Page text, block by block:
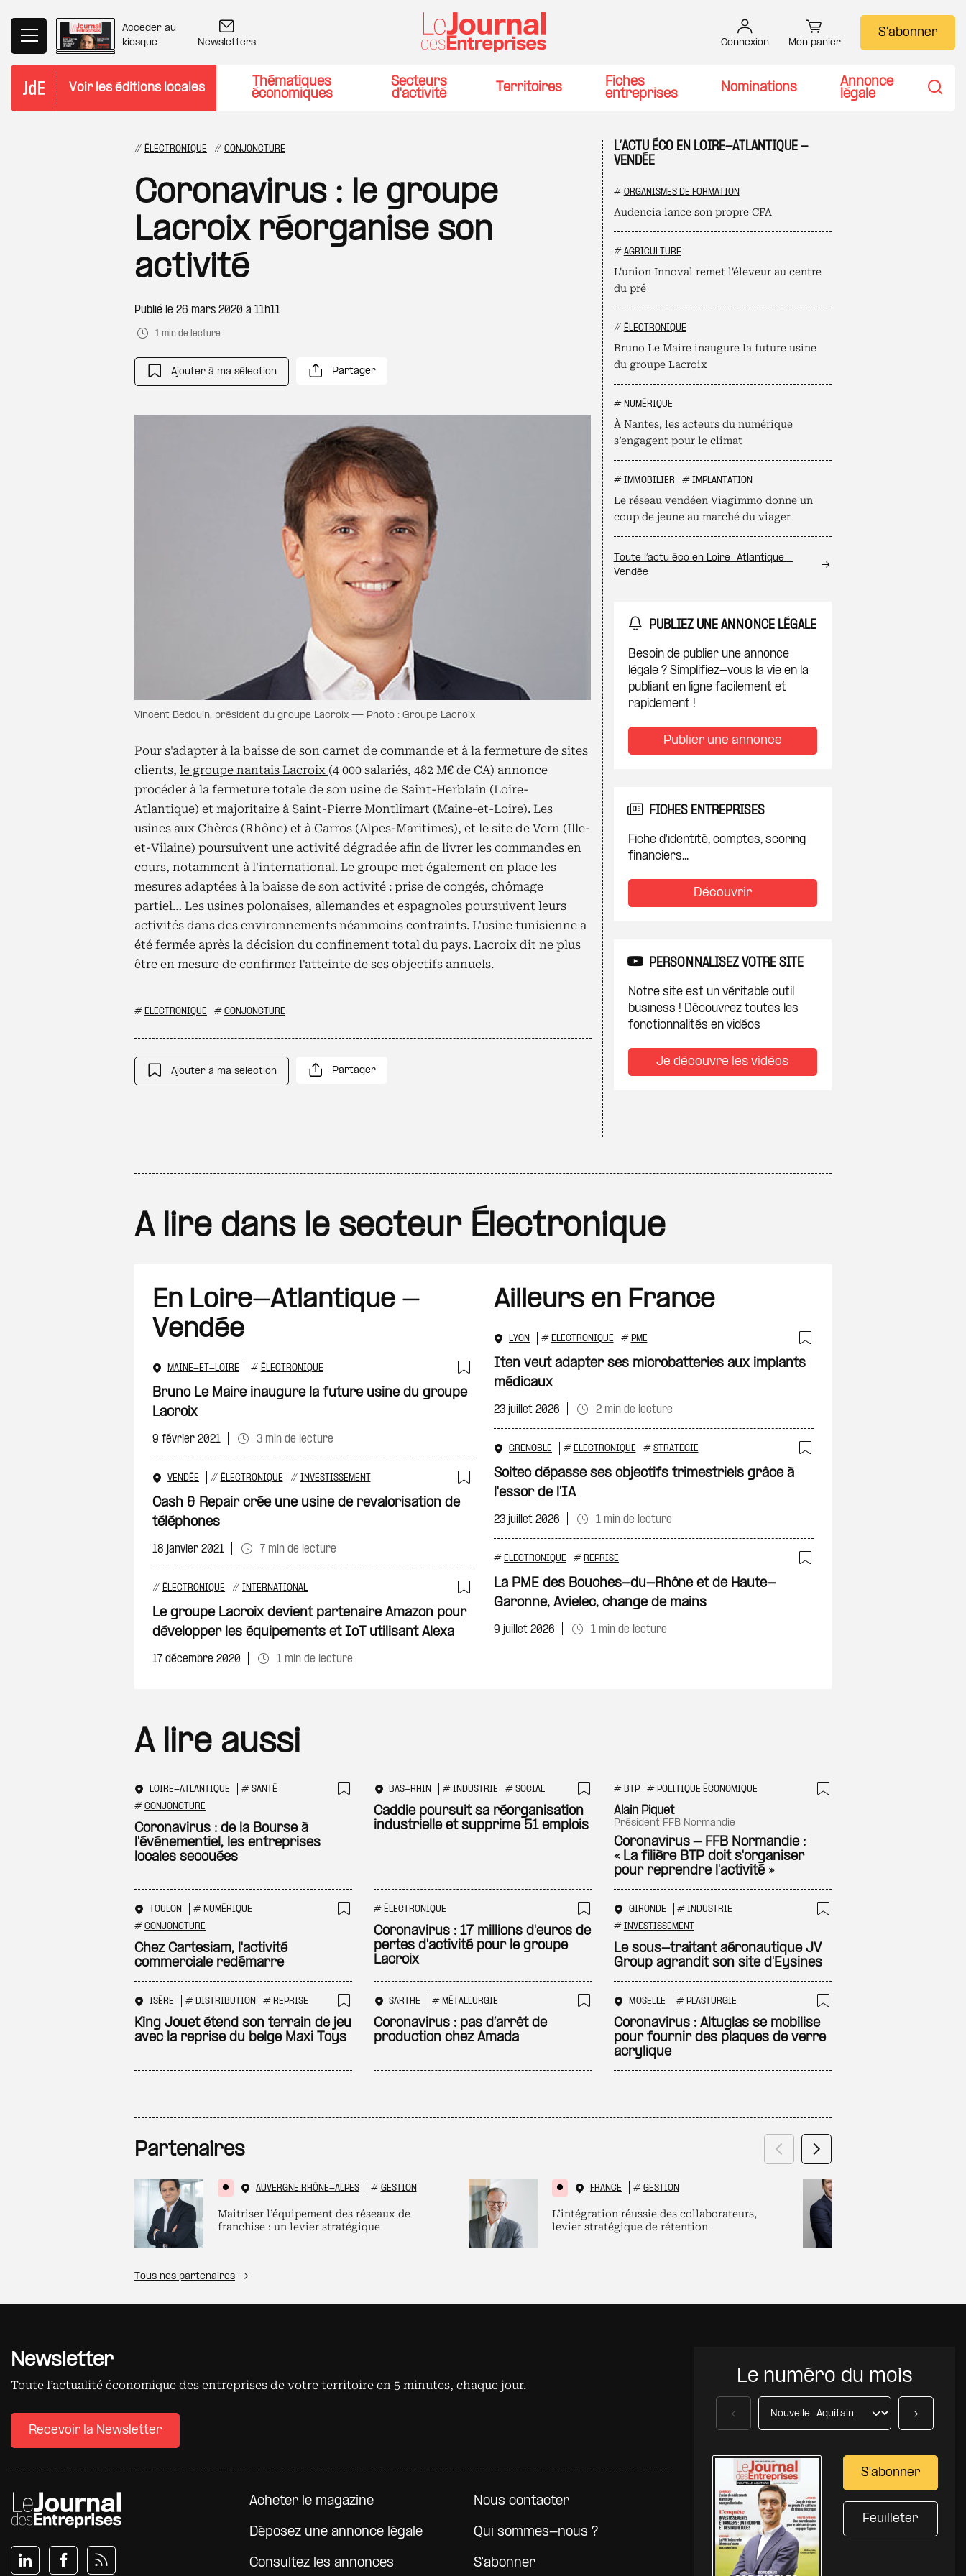
Accéder au
kiosque
Newsletters Connexion Mon panier
S'abonner
Voir les éditions locales
Thématiques
économiques
Secteurs
d'activité
Territoires
Fiches
entreprises
Nominations
Annonce
légale
# ÉLECTRONIQUE # CONJONCTURE
Coronavirus : le groupe
Lacroix réorganise son
activité
Publié le 26 mars 2020 à 11h11
1 min de lecture
Ajouter à ma sélection Partager
Vincent Bedouin, président du groupe Lacroix — Photo : Groupe Lacroix
Pour s'adapter à la baisse de son carnet de commande et à la fermeture de sites
clients, le groupe nantais Lacroix (4 000 salariés, 482 M€ de CA) annonce
procéder à la fermeture totale de son usine de Saint-Herblain (Loire-
Atlantique) et majoritaire à Saint-Pierre Montlimart (Maine-et-Loire). Les
usines aux Chères (Rhône) et à Carros (Alpes-Maritimes), et le site de Vern (Ille-
et-Vilaine) poursuivent une activité dégradée afin de livrer les commandes en
cours, notamment à l'international. Le groupe met également en place les
mesures adaptées à la baisse de son activité : prise de congés, chômage
partiel… Les usines polonaises, allemandes et espagnoles poursuivent leurs
activités dans des environnements néanmoins contraints. L'usine tunisienne a
été fermée après la décision du confinement total du pays. Lacroix dit ne plus
être en mesure de confirmer l'atteinte de ses objectifs annuels.
# ÉLECTRONIQUE # CONJONCTURE
Ajouter à ma sélection Partager
L’ACTU ÉCO EN LOIRE-ATLANTIQUE -
VENDÉE
# ORGANISMES DE FORMATION
Audencia lance son propre CFA
# AGRICULTURE
L'union Innoval remet l'éleveur au centre
du pré
# ÉLECTRONIQUE
Bruno Le Maire inaugure la future usine
du groupe Lacroix
# NUMÉRIQUE
À Nantes, les acteurs du numérique
s’engagent pour le climat
# IMMOBILIER # IMPLANTATION
Le réseau vendéen Viagimmo donne un
coup de jeune au marché du viager
Toute l’actu éco en Loire-Atlantique -
Vendée
PUBLIEZ UNE ANNONCE LÉGALE
Besoin de publier une annonce
légale ? Simplifiez-vous la vie en la
publiant en ligne facilement et
rapidement !
Publier une annonce
FICHES ENTREPRISES
Fiche d'identité, comptes, scoring
financiers...
Découvrir
PERSONNALISEZ VOTRE SITE
Notre site est un véritable outil
business ! Découvrez toutes les
fonctionnalités en vidéos
Je découvre les vidéos
A lire dans le secteur Électronique
En Loire-Atlantique -
Vendée
MAINE-ET-LOIRE # ÉLECTRONIQUE
Ajouter à ma sélection
Bruno Le Maire inaugure la future usine du groupe
Lacroix
9 février 2021 3 min de lecture
VENDÉE # ÉLECTRONIQUE # INVESTISSEMENT
Ajouter à ma sélection
Cash & Repair crée une usine de revalorisation de
téléphones
18 janvier 2021 7 min de lecture
# ÉLECTRONIQUE # INTERNATIONAL
Ajouter à ma sélection
Le groupe Lacroix devient partenaire Amazon pour
développer les équipements et IoT utilisant Alexa
17 décembre 2020 1 min de lecture
Ailleurs en France
LYON # ÉLECTRONIQUE # PME
Ajouter à ma
Iten veut adapter ses microbatteries aux implants
médicaux
23 juillet 2026 2 min de lecture
GRENOBLE # ÉLECTRONIQUE # STRATÉGIE
Soitec dépasse ses objectifs trimestriels grâce à
l'essor de l'IA
23 juillet 2026 1 min de lecture
# ÉLECTRONIQUE # REPRISE
La PME des Bouches-du-Rhône et de Haute-
Garonne, Avielec, change de mains
9 juillet 2026 1 min de lecture
A lire aussi
LOIRE-ATLANTIQUE # SANTÉ
# CONJONCTURE Ajouter à ma sélection
Coronavirus : de la Bourse à
l'événementiel, les entreprises
locales secouées
BAS-RHIN # INDUSTRIE # SOCIAL
Ajouter à ma sélection
Caddie poursuit sa réorganisation
industrielle et supprime 51 emplois
# BTP # POLITIQUE ÉCONOMIQUE
Alain Piquet
président FFB Normandie
Coronavirus - FFB Normandie :
« La filière BTP doit s'organiser
pour reprendre l'activité »
TOULON # NUMÉRIQUE
# CONJONCTURE Ajouter à ma sélection
Chez Cartesiam, l'activité
commerciale redémarre
#ÉLECTRONIQUE
Ajouter à ma sélection
Coronavirus : 17 millions d'euros de
pertes d'activité pour le groupe
Lacroix
GIRONDE #INDUSTRIE
# INVESTISSEMENT
Le sous-traitant aéronautique JV
Group agrandit son site d'Eysines
ISÈRE # DISTRIBUTION # REPRISE
Ajouter à ma sélection
King Jouet étend son terrain de jeu
avec la reprise du belge Maxi Toys
SARTHE # MÉTALLURGIE
Ajouter à ma sélection
Coronavirus : pas d’arrêt de
production chez Amada
MOSELLE #PLASTURGIE
Ajouter à ma
Coronavirus : Altuglas se mobilise
pour fournir des plaques de verre
acrylique
Partenaires
AUVERGNE RHÔNE-ALPES # GESTION
Maitriser l’équipement des réseaux de
franchise : un levier stratégique
FRANCE # GESTION
L’intégration réussie des collaborateurs,
levier stratégique de rétention
Précédent
Suivant
Tous nos partenaires
Newsletter
Toute l’actualité économique des entreprises de votre territoire en 5 minutes, chaque jour.
Recevoir la Newsletter
Pied de page
Acheter le magazine
Déposez une annonce légale
Consultez les annonces
Nous contacter
Qui sommes-nous ?
S'abonner
Le numéro du mois
S'abonner
Feuilleter
Précédent Suivant